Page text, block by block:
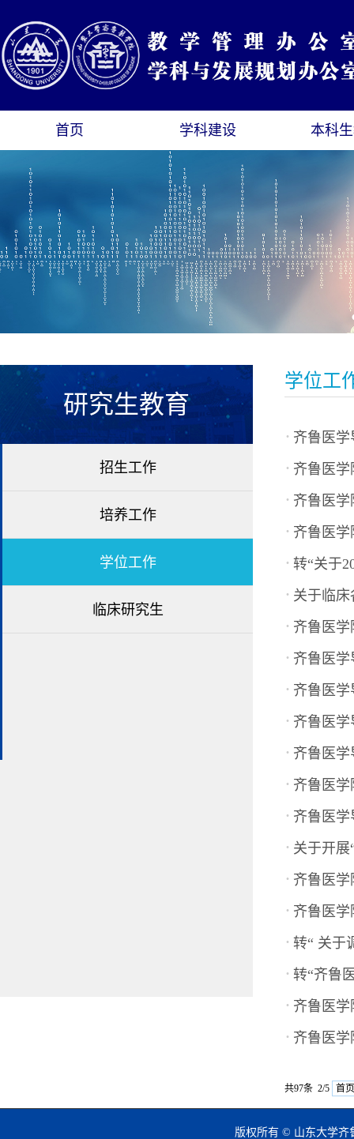
首页 学科建设 本科
研究生教育
招生工作
培养工作
学位工作
临床研究生
学位工
· 齐鲁医学
· 齐鲁医
· 齐鲁医
· 齐鲁医
· 转“关于
· 关于临
· 齐鲁医
· 齐鲁医学
· 齐鲁医学
· 齐鲁医学
· 齐鲁医学
· 齐鲁医
· 齐鲁医学
· 关于开
· 齐鲁医
· 齐鲁医
· 转“ 关于
· 转“齐鲁
· 齐鲁医学
· 齐鲁医学
共97条 2/5 首页
版权所有 © 山东大学